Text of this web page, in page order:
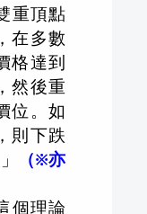
重頂點
在多數
格達到
然後重
位。如
則下跌
（※亦
個理論